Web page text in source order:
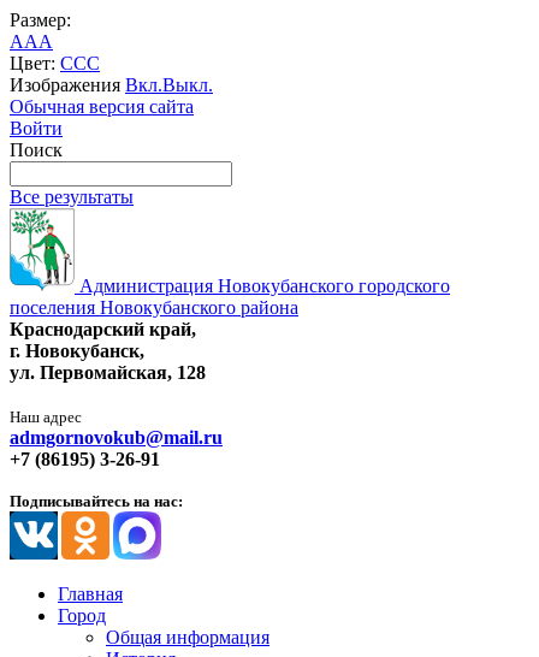
Размер:
AAA
Цвет: CCC
Изображения Вкл.Выкл.
Обычная версия сайта
Войти
Поиск
Все результаты
Администрация Новокубанского городского
поселения Новокубанского района
Краснодарский край,
г. Новокубанск,
ул. Первомайская, 128
Наш адрес
admgornovokub@mail.ru
+7 (86195) 3-26-91
Подписывайтесь на нас:
Главная
Город
Общая информация